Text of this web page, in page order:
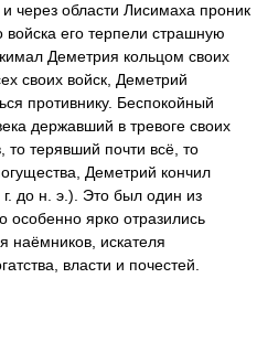
через области Лисимаха проник
его терпели страшную
Деметрия кольцом своих
своих войск, Деметрий
противнику. Беспокойный
державший в тревоге своих
то терявший почти всё, то
Деметрий кончил
до н. э.). Это был один из
особенно ярко отразились
наёмников, искателя
власти и почестей.